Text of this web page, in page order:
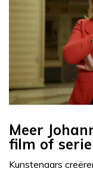
Meer
film of serie
Kunstenaars